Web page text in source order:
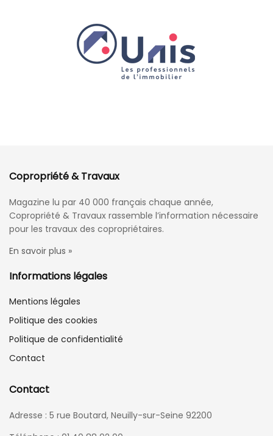
Copropriété & Travaux
Magazine lu par 40 000 français chaque année,
Copropriété & Travaux rassemble l’information nécessaire
pour les travaux des copropriétaires.
En savoir plus »
Informations légales
Mentions légales
Politique des cookies
Politique de confidentialité
Contact
Contact
Adresse : 5 rue Boutard, Neuilly-sur-Seine 92200